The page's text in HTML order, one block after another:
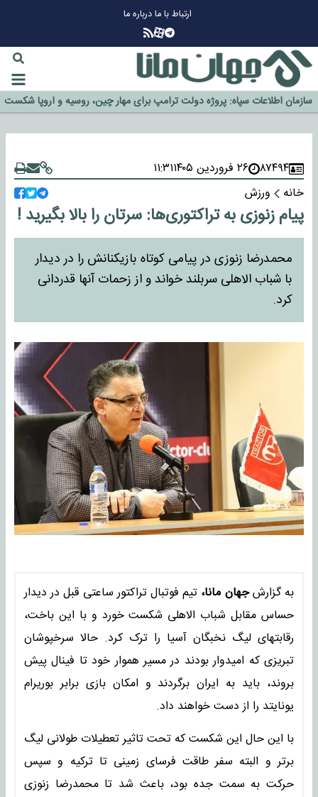
ارتباط با مادرباره ما
گزینه جدایی اوسمار روی میز مدیران پرسپولیس
آیا رئیس جمهور آمریکا قانون را دور می‌زند؟
اخراج رسمی چهره نامدار از پرسپولیس
سازمان اطلاعات سپاه: پروژه دولت ترامپ برای مهار چین، روسیه و اروپا شکست
خورد
۸۷۴۹۴ ۲۶ فروردین ۱۴۰۵
۱۱:۳۱
خانه
ورزش
پیام زنوزی به تراکتوری‌ها: سرتان را بالا بگیرید !
محمدرضا زنوزی در پیامی کوتاه بازیکنانش را در دیدار
با شباب الاهلی سربلند خواند و از زحمات آنها قدردانی
کرد.
به گزارشجهان مانا، تیم فوتبال تراکتور ساعتی قبل در دیدار
حساس مقابل شباب الاهلی شکست خورد و با این باخت،
رقابتهای لیگ نخبگان آسیا را ترک کرد. حالا سرخپوشان
تبریزی که امیدوار بودند در مسیر هموار خود تا فینال پیش
بروند، باید به ایران برگردند و امکان بازی برابر بوریرام
یونایتد را از دست خواهند داد.
با این حال این شکست که تحت تاثیر تعطیلات طولانی لیگ
برتر و البته سفر طاقت فرسای زمینی تا ترکیه و سپس
حرکت به سمت جده بود، باعث شد تا محمدرضا زنوزی